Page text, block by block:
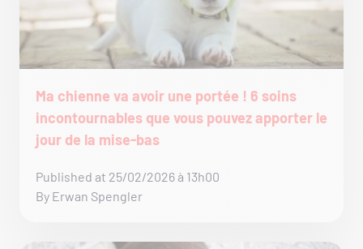
Ma chienne va avoir une portée ! 6 soins
incontournables que vous pouvez apporter le
jour de la mise-bas
Published at 25/02/2026 à 13h00
By Erwan Spengler